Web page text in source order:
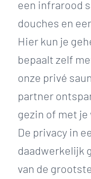
een infrarood
douches en
Hier kun je
bepaalt zelf
onze privé
partner
gezin of met je
De privacy in
daadwerkelijk
van de